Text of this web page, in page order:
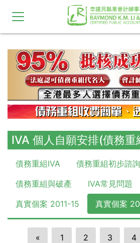
10,11,12,13,14,15,16,17,18,19,20
IVA 個人自願安排(債務重
債務重組IVA 債務重組初步諮詢
債務重組與破產
IVA常見問題
真實個案 2011-15
真實個案
« 1 2 3 4